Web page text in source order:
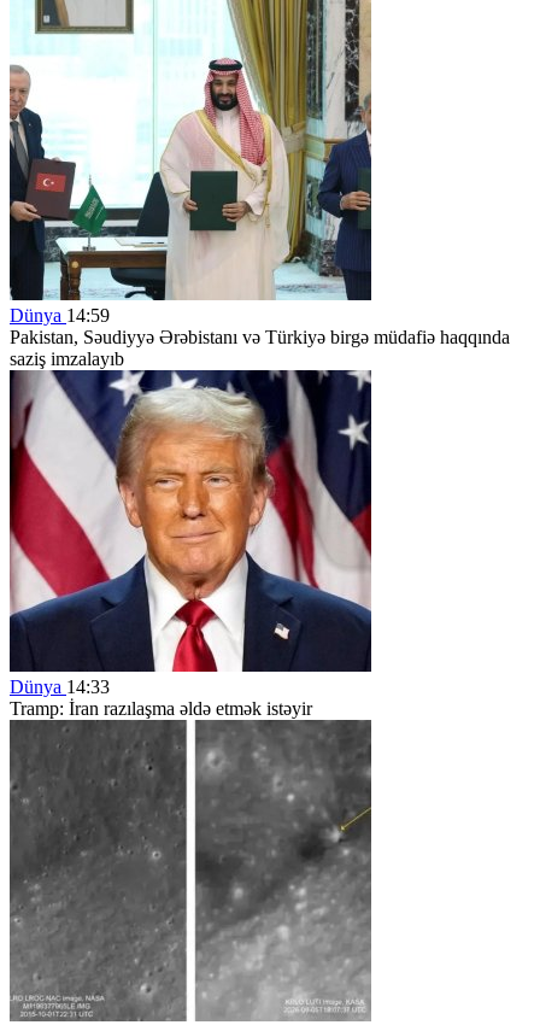
Dünya 14:59
Pakistan, Səudiyyə Ərəbistanı və Türkiyə birgə müdafiə haqqında
saziş imzalayıb
Dünya 14:33
Tramp: İran razılaşma əldə etmək istəyir